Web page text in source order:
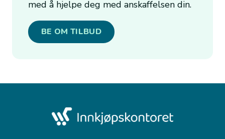
med å hjelpe deg med anskaffelsen din.
BE OM TILBUD